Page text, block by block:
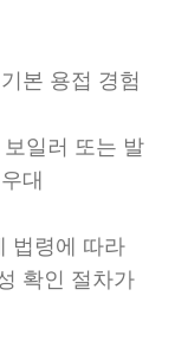
본 용접 경험
일러 또는 발
대
법령에 따라
확인 절차가